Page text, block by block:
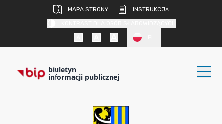
MAPA STRONY
INSTRUKCJA
biuletyn
informacji publicznej